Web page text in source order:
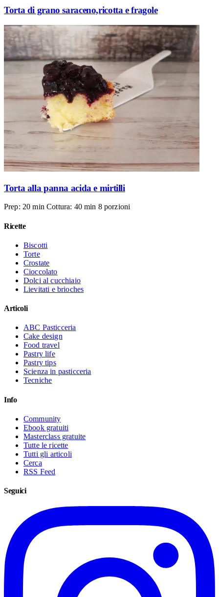
Torta di grano saraceno,ricotta e fragole
Torta alla panna acida e mirtilli
Prep: 20 min Cottura: 40 min 8 porzioni
Ricette
Biscotti
Torte
Crostate
Cioccolato
Dolci al cucchiaio
Lievitati e brioches
Articoli
ABC Pasticceria
Cake design
Food travel
Pastry life
Pastry tips
Scienza in pasticceria
Tecniche
Info
Community
Ebook gratuiti
Masterclass gratuite
Tutte le ricette
Tutti gli articoli
Cerca
RSS Feed
Seguici